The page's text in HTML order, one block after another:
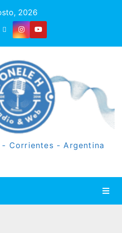
2026
Corrientes - Argentina